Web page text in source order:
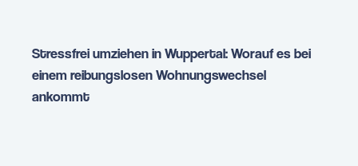
Stressfrei umziehen in Wuppertal: Worauf es bei
einem reibungslosen Wohnungswechsel
ankommt